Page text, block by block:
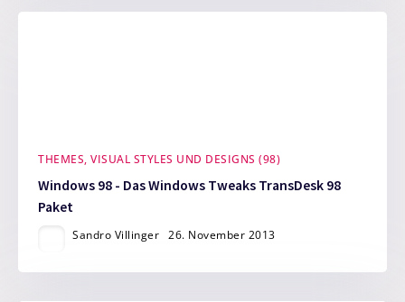
THEMES, VISUAL STYLES UND DESIGNS (98)
Windows 98 - Das Windows Tweaks TransDesk 98
Paket
Sandro Villinger 26. November 2013